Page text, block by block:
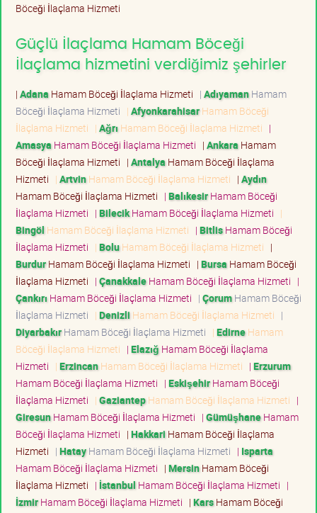
Böceği İlaçlama Hizmeti
Güçlü İlaçlama Hamam Böceği
İlaçlama hizmetini verdiğimiz şehirler
| Adana Hamam Böceği İlaçlama Hizmeti | AdıyamanHamam
Böceği İlaçlama Hizmeti | AfyonkarahisarHamam Böceği
İlaçlama Hizmeti | Ağrı Hamam Böceği İlaçlama Hizmeti |
Amasya Hamam Böceği İlaçlama Hizmeti | Ankara Hamam
Böceği İlaçlama Hizmeti | Antalya Hamam Böceği İlaçlama
Hizmeti | ArtvinHamam Böceği İlaçlama Hizmeti | Aydın
Hamam Böceği İlaçlama Hizmeti | BalıkesirHamam Böceği
İlaçlama Hizmeti | BilecikHamam Böceği İlaçlama Hizmeti |
Bingöl Hamam Böceği İlaçlama Hizmeti | BitlisHamam Böceği
İlaçlama Hizmeti | BoluHamam Böceği İlaçlama Hizmeti |
BurdurHamam Böceği İlaçlama Hizmeti | Bursa Hamam Böceği
İlaçlama Hizmeti | ÇanakkaleHamam Böceği İlaçlama Hizmeti |
Çankırı Hamam Böceği İlaçlama Hizmeti | ÇorumHamam Böceği
İlaçlama Hizmeti | Denizli Hamam Böceği İlaçlama Hizmeti |
DiyarbakırHamam Böceği İlaçlama Hizmeti | EdirneHamam
Böceği İlaçlama Hizmeti | Elazığ Hamam Böceği İlaçlama
Hizmeti | ErzincanHamam Böceği İlaçlama Hizmeti | Erzurum
Hamam Böceği İlaçlama Hizmeti | EskişehirHamam Böceği
İlaçlama Hizmeti | GaziantepHamam Böceği İlaçlama Hizmeti |
GiresunHamam Böceği İlaçlama Hizmeti | GümüşhaneHamam
Böceği İlaçlama Hizmeti | Hakkari Hamam Böceği İlaçlama
Hizmeti | HatayHamam Böceği İlaçlama Hizmeti | Isparta
Hamam Böceği İlaçlama Hizmeti | MersinHamam Böceği
İlaçlama Hizmeti | İstanbul Hamam Böceği İlaçlama Hizmeti |
İzmirHamam Böceği İlaçlama Hizmeti | KarsHamam Böceği